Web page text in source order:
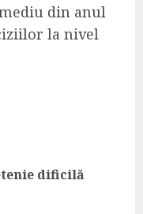
din anul
la nivel
dificilă